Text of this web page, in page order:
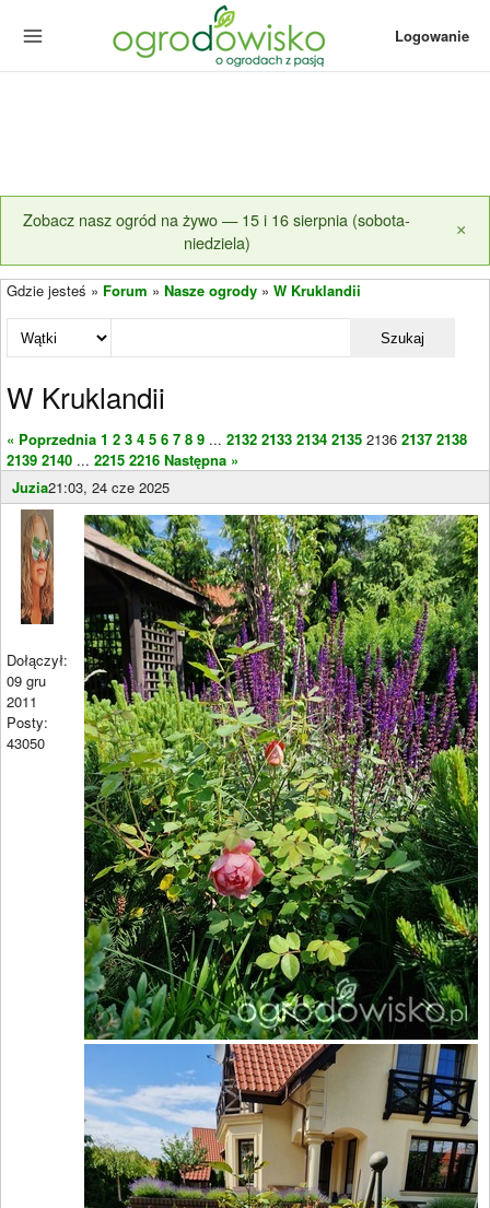
Logowanie
Zobacz nasz ogród na żywo — 15 i 16 sierpnia (sobota-
niedziela)
×
Gdzie jesteś » Forum » Nasze ogrody » W Kruklandii
Szukaj
W Kruklandii
« Poprzednia 1 2 3 4 5 6 7 8 9 ... 2132 2133 2134 2135 2136 2137 2138
2139 2140 ... 2215 2216 Następna »
Juzia21:03, 24 cze 2025
Dołączył:
09 gru
2011
Posty:
43050